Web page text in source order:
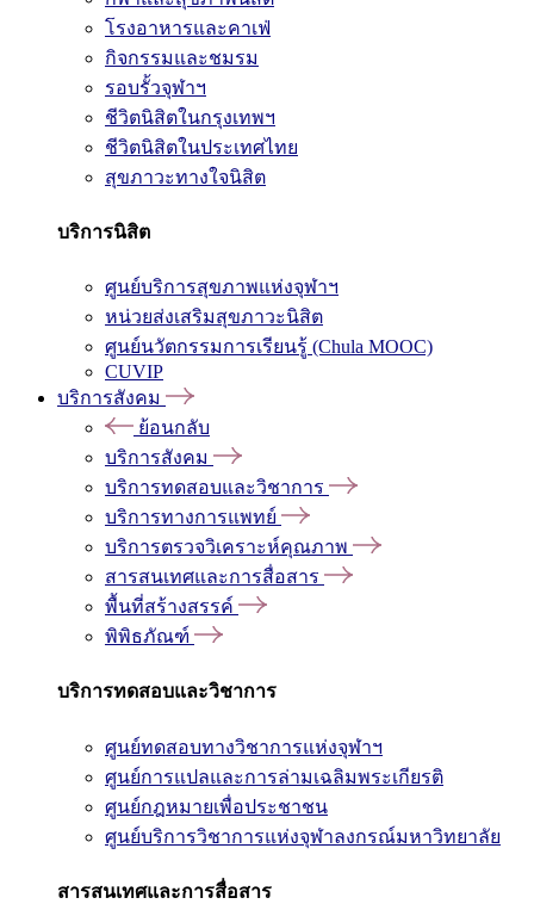
โรงอาหารและคาเฟ่
กิจกรรมและชมรม
รอบรั้วจุฬาฯ
ชีวิตนิสิตในกรุงเทพฯ
ชีวิตนิสิตในประเทศไทย
สุขภาวะทางใจนิสิต
บริการนิสิต
ศูนย์บริการสุขภาพแห่งจุฬาฯ
หน่วยส่งเสริมสุขภาวะนิสิต
ศูนย์นวัตกรรมการเรียนรู้ (Chula MOOC)
CUVIP
บริการสังคม
ย้อนกลับ
บริการสังคม
บริการทดสอบและวิชาการ
บริการทางการแพทย์
บริการตรวจวิเคราะห์คุณภาพ
สารสนเทศและการสื่อสาร
พื้นที่สร้างสรรค์
พิพิธภัณฑ์
บริการทดสอบและวิชาการ
ศูนย์ทดสอบทางวิชาการแห่งจุฬาฯ
ศูนย์การแปลและการล่ามเฉลิมพระเกียรติ
ศูนย์กฎหมายเพื่อประชาชน
ศูนย์บริการวิชาการแห่งจุฬาลงกรณ์มหาวิทยาลัย
สารสนเทศและการสื่อสาร